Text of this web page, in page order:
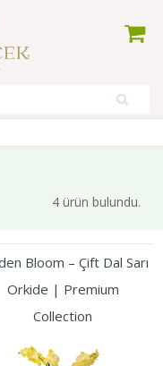
4 ürün bulundu.
Bloom – Çift Dal Sarı
Orkide | Premium
Collection